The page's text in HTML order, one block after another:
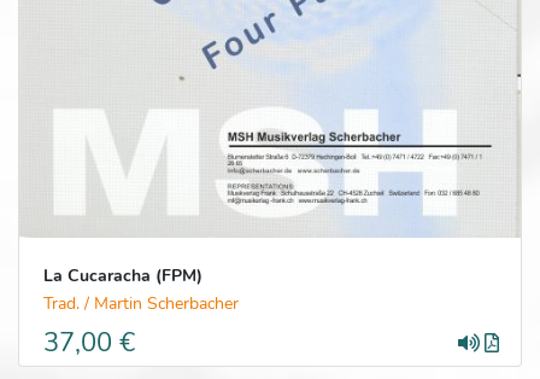
La Cucaracha (FPM)
Trad. / Martin Scherbacher
37,00 €